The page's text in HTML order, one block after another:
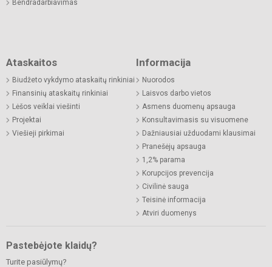
Bendradarbiavimas
Ataskaitos
Biudžeto vykdymo ataskaitų rinkiniai
Finansinių ataskaitų rinkiniai
Lėšos veiklai viešinti
Projektai
Viešieji pirkimai
Informacija
Nuorodos
Laisvos darbo vietos
Asmens duomenų apsauga
Konsultavimasis su visuomene
Dažniausiai užduodami klausimai
Pranešėjų apsauga
1,2% parama
Korupcijos prevencija
Civilinė sauga
Teisinė informacija
Atviri duomenys
Pastebėjote klaidų?
Turite pasiūlymų?